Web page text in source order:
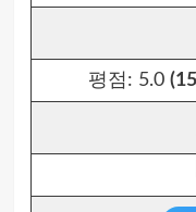
평점: 5.0